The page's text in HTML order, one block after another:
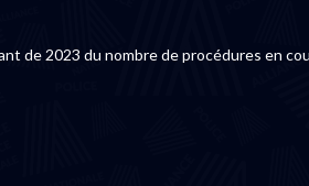
de 2023 du nombre de procédures en